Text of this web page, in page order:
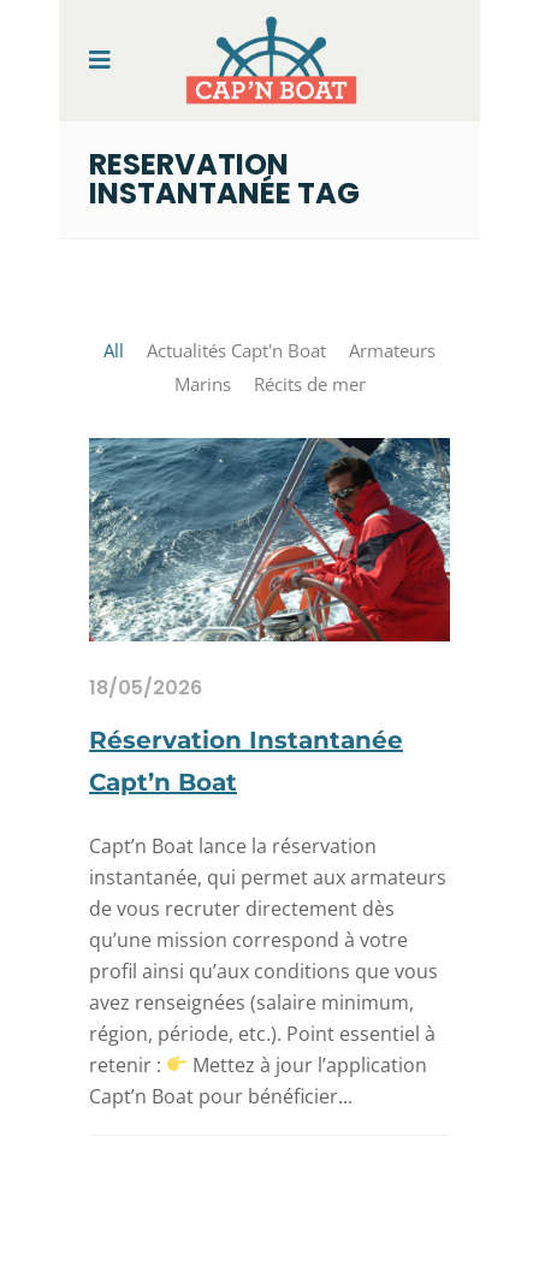
RESERVATION
INSTANTANÉE TAG
All Actualités Capt'n Boat
Armateurs
Marins
Récits de mer
18/05/2026
Réservation Instantanée
Capt’n Boat
Capt’n Boat lance la réservation
instantanée, qui permet aux armateurs
de vous recruter directement dès
qu’une mission correspond à votre
profil ainsi qu’aux conditions que vous
avez renseignées (salaire minimum,
région, période, etc.). Point essentiel à
retenir :
Mettez à jour l’application
Capt’n Boat pour bénéficier...